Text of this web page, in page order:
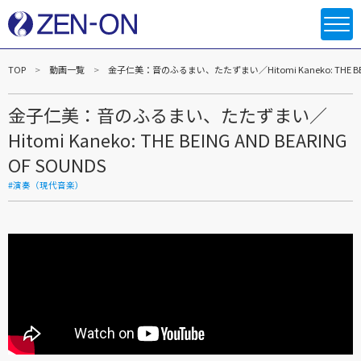
TOP 動画一覧 金子仁美：音のふるまい、たたずまい／Hitomi Kaneko: THE
金子仁美：音のふるまい、たたずまい／
Hitomi Kaneko: THE BEING AND BEARING
OF SOUNDS
#演奏（現代音楽）